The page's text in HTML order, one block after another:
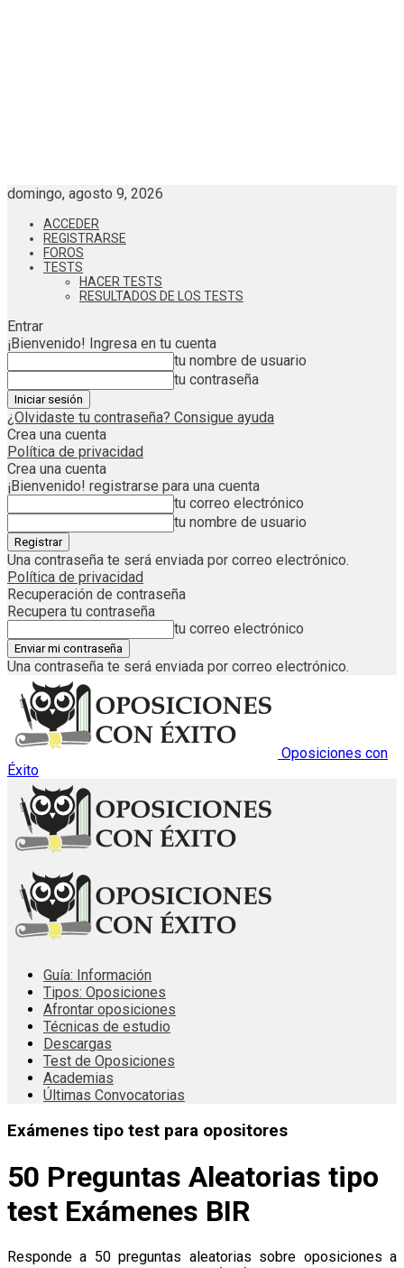
domingo, agosto 9, 2026
ACCEDER
REGISTRARSE
FOROS
TESTS
HACER TESTS
RESULTADOS DE LOS TESTS
Entrar
¡Bienvenido! Ingresa en tu cuenta
tu nombre de usuario
tu contraseña
¿Olvidaste tu contraseña? Consigue ayuda
Crea una cuenta
Política de privacidad
Crea una cuenta
¡Bienvenido! registrarse para una cuenta
tu correo electrónico
tu nombre de usuario
Una contraseña te será enviada por correo electrónico.
Política de privacidad
Recuperación de contraseña
Recupera tu contraseña
tu correo electrónico
Una contraseña te será enviada por correo electrónico.
Oposiciones con
Éxito
Guía: Información
Tipos: Oposiciones
Afrontar oposiciones
Técnicas de estudio
Descargas
Test de Oposiciones
Academias
Últimas Convocatorias
Exámenes tipo test para opositores
50 Preguntas Aleatorias tipo
test Exámenes BIR
Responde a 50 preguntas aleatorias sobre oposiciones a